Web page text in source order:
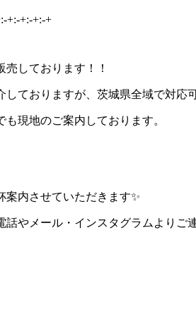
+:-+:-+:-+
しております！！
ておりますが、茨城県全域で対応
現地のご案内しております。
内させていただきます✨
やメール・インスタグラムよりご